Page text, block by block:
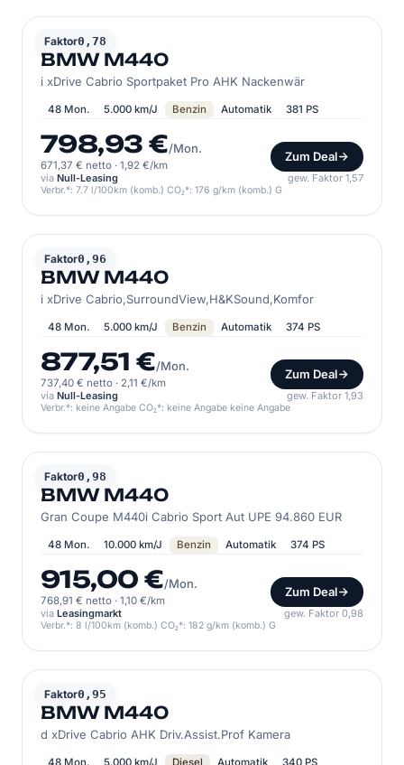
Faktor0,78
BMW
BMW M440
i xDrive Cabrio Sportpaket Pro AHK Nackenwär
48 Mon. 5.000 km/J Benzin Automatik 381 PS
798,93 €/Mon.
671,37 € netto · 1,92 €/km
Zum Deal
via Null-Leasing gew. Faktor 1,57
Verbr.*: 7.7 l/100km (komb.) CO₂*: 176 g/km (komb.) G
Faktor0,96
BMW
BMW M440
i xDrive Cabrio,SurroundView,H&KSound,Komfor
48 Mon. 5.000 km/J Benzin Automatik 374 PS
877,51 €/Mon.
737,40 € netto · 2,11 €/km
Zum Deal
via Null-Leasing gew. Faktor 1,93
Verbr.*: keine Angabe CO₂*: keine Angabe keine Angabe
Faktor0,98
BMW
BMW M440
Gran Coupe M440i Cabrio Sport Aut UPE 94.860 EUR
48 Mon. 10.000 km/J Benzin Automatik 374 PS
915,00 €/Mon.
768,91 € netto · 1,10 €/km
Zum Deal
via Leasingmarkt gew. Faktor 0,98
Verbr.*: 8 l/100km (komb.) CO₂*: 182 g/km (komb.) G
Faktor0,95
BMW
BMW M440
d xDrive Cabrio AHK Driv.Assist.Prof Kamera
48 Mon. 5.000 km/J Diesel Automatik 340 PS